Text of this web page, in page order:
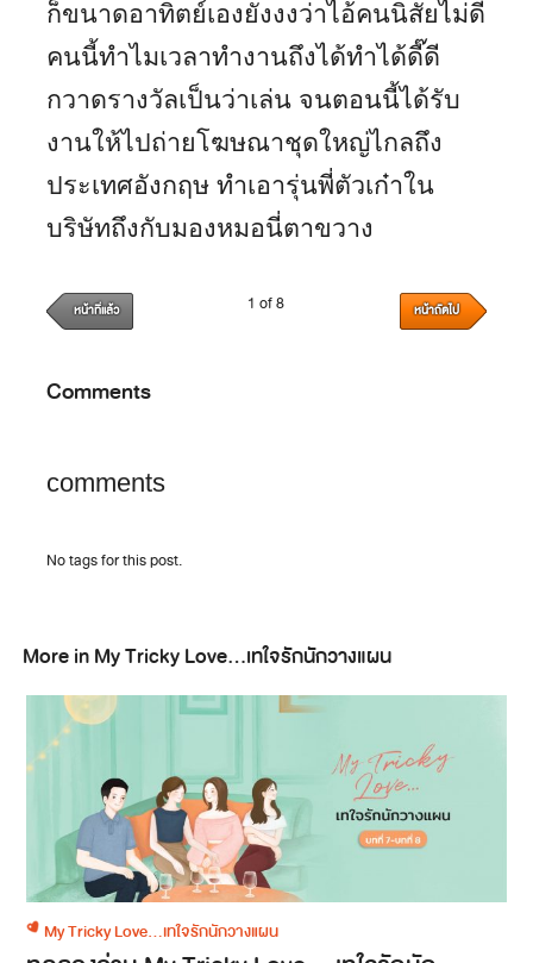
ก็ขนาดอาทิตย์เองยังงงว่าไอ้คนนิสัยไม่ดี
คนนี้ทำไมเวลาทำงานถึงได้ทำได้ดี๊ดี
กวาดรางวัลเป็นว่าเล่น จนตอนนี้ได้รับ
งานให้ไปถ่ายโฆษณาชุดใหญ่ไกลถึง
ประเทศอังกฤษ ทำเอารุ่นพี่ตัวเก๋าใน
บริษัทถึงกับมองหมอนี่ตาขวาง
หน้าที่แล้ว 1 of 8 หน้าถัดไป
Comments
comments
No tags for this post.
More in My Tricky Love...เทใจรักนักวางแผน
My Tricky Love...เทใจรักนักวางแผน